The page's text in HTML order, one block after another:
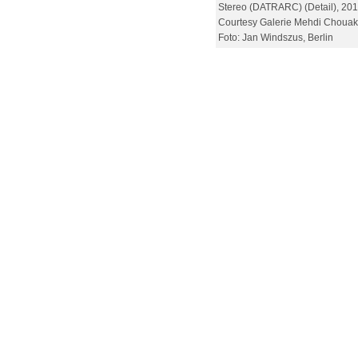
Stereo (DATRARC) (Detail),
Courtesy Galerie Mehdi
Foto: Jan Windszus, Berlin